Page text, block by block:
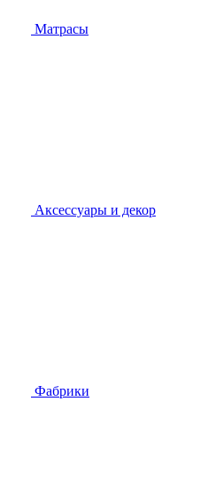
Матрасы
Аксессуары и декор
Фабрики